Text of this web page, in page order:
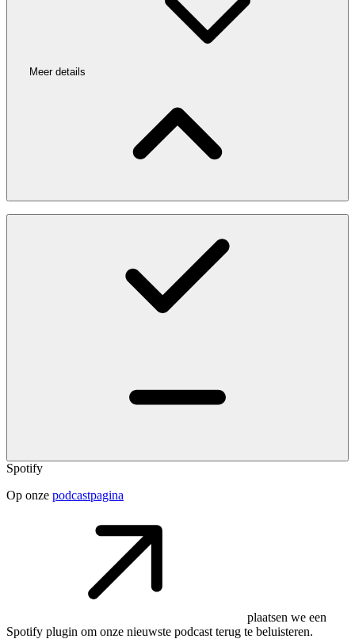
Meer details
Spotify
Op onze podcastpagina
plaatsen we een
Spotify plugin om onze nieuwste podcast terug te beluisteren.